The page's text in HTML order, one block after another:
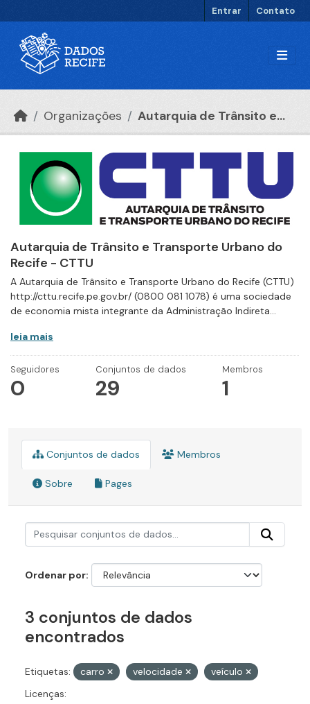
Entrar Contato
Organizações Autarquia de Trânsito e...
Autarquia de Trânsito e Transporte Urbano do
Recife - CTTU
A Autarquia de Trânsito e Transporte Urbano do Recife (CTTU)
http://cttu.recife.pe.gov.br/ (0800 081 1078) é uma sociedade
de economia mista integrante da Administração Indireta...
leia mais
Seguidores
0
Conjuntos de dados
29
Membros
1
Conjuntos de dados Membros
Sobre Pages
Ordenar por
3 conjuntos de dados
encontrados
Etiquetas: carro velocidade
veículo
Licenças: